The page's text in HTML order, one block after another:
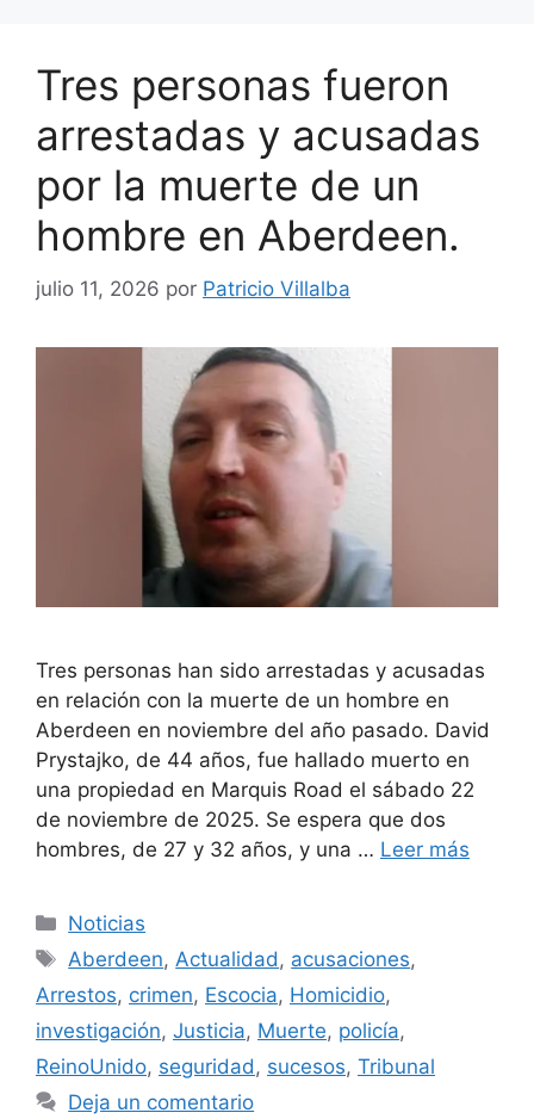
Tres personas fueron
arrestadas y acusadas
por la muerte de un
hombre en Aberdeen.
julio 11, 2026 por Patricio Villalba
Tres personas han sido arrestadas y acusadas
en relación con la muerte de un hombre en
Aberdeen en noviembre del año pasado. David
Prystajko, de 44 años, fue hallado muerto en
una propiedad en Marquis Road el sábado 22
de noviembre de 2025. Se espera que dos
hombres, de 27 y 32 años, y una … Leer más
Categorías
Noticias
Etiquetas
Aberdeen, Actualidad , acusaciones,
Arrestos, crimen, Escocia, Homicidio,
investigación, Justicia, Muerte, policía,
ReinoUnido, seguridad , sucesos, Tribunal
Deja un comentario